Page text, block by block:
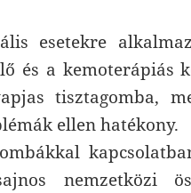
esetekre
és a kemoterápiás
tisztagomba,
ellen hatékony.
nemzetközi